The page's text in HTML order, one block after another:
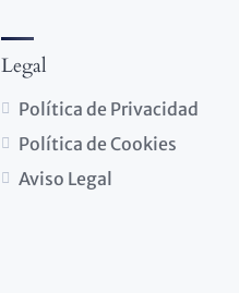
Legal
Política de Privacidad
Política de Cookies
Aviso Legal